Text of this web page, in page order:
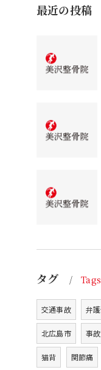
最近の投稿
タグ Tags
交通事故 弁
北広島市 事
猫背 関節痛